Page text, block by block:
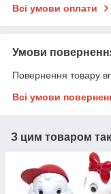
Всі умови оплати
Умови
Повернення товару
Всі умови
З цим товаром